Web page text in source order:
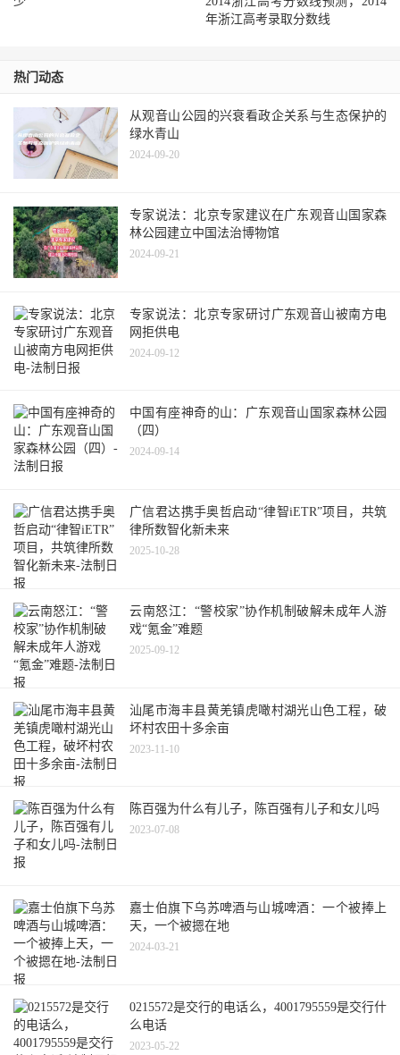
年浙江高考录取分数线
热门动态
从观音山公园的兴衰看政企关系与生态保护的
绿水青山
2024-09-20
专家说法：北京专家建议在广东观音山国家森
林公园建立中国法治博物馆
2024-09-21
专家说法：北京专家研讨广东观音山被南方电
网拒供电
2024-09-12
中国有座神奇的山：广东观音山国家森林公园
（四）
2024-09-14
广信君达携手奥哲启动“律智iETR”项目，共筑
律所数智化新未来
2025-10-28
云南怒江：“警校家”协作机制破解未成年人游
戏“氪金”难题
2025-09-12
汕尾市海丰县黄羌镇虎噉村湖光山色工程，破
坏村农田十多余亩
2023-11-10
陈百强为什么有儿子，陈百强有儿子和女儿吗
2023-07-08
嘉士伯旗下乌苏啤酒与山城啤酒：一个被捧上
天，一个被摁在地
2024-03-21
0215572是交行的电话么，4001795559是交行什
么电话
2023-05-22